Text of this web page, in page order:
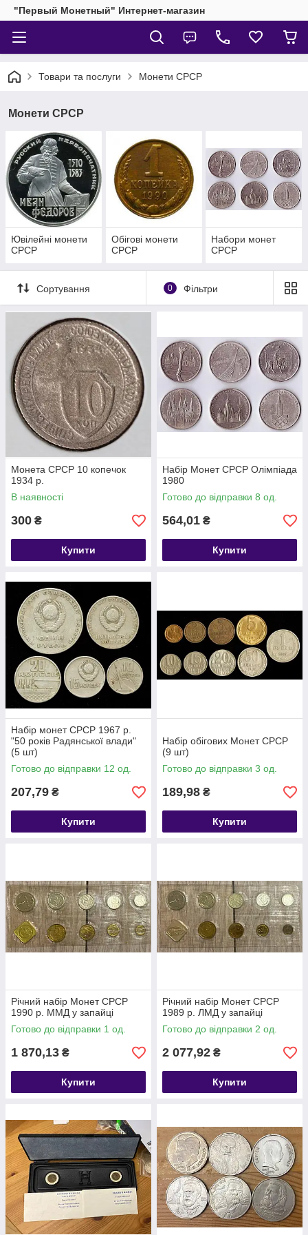
"Первый Монетный" Интернет-магазин
Товари та послуги Монети СРСР
Монети СРСР
Ювілейні монети
СРСР
Обігові монети
СРСР
Набори монет
СРСР
Сортування 0 Фільтри
Монета СРСР 10 копечок
1934 р.
В наявності
300 ₴
Купити
Набір Монет СРСР Олімпіада
1980
Готово до відправки 8 од.
564,01 ₴
Купити
Набір монет СРСР 1967 р.
"50 років Радянської влади"
(5 шт)
Готово до відправки 12 од.
207,79 ₴
Купити
Набір обігових Монет СРСР
(9 шт)
Готово до відправки 3 од.
189,98 ₴
Купити
Річний набір Монет СРСР
1990 р. ММД у запайці
Готово до відправки 1 од.
1 870,13 ₴
Купити
Річний набір Монет СРСР
1989 р. ЛМД у запайці
Готово до відправки 2 од.
2 077,92 ₴
Купити